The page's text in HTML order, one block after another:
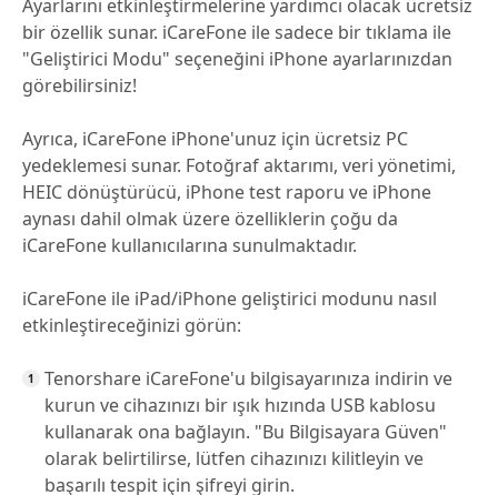
Ayarlarını etkinleştirmelerine yardımcı olacak ücretsiz
bir özellik sunar. iCareFone ile sadece bir tıklama ile
"Geliştirici Modu" seçeneğini iPhone ayarlarınızdan
görebilirsiniz!
Ayrıca, iCareFone iPhone'unuz için ücretsiz PC
yedeklemesi sunar. Fotoğraf aktarımı, veri yönetimi,
HEIC dönüştürücü, iPhone test raporu ve iPhone
aynası dahil olmak üzere özelliklerin çoğu da
iCareFone kullanıcılarına sunulmaktadır.
iCareFone ile iPad/iPhone geliştirici modunu nasıl
etkinleştireceğinizi görün:
Tenorshare iCareFone'u bilgisayarınıza indirin ve
kurun ve cihazınızı bir ışık hızında USB kablosu
kullanarak ona bağlayın. "Bu Bilgisayara Güven"
olarak belirtilirse, lütfen cihazınızı kilitleyin ve
başarılı tespit için şifreyi girin.